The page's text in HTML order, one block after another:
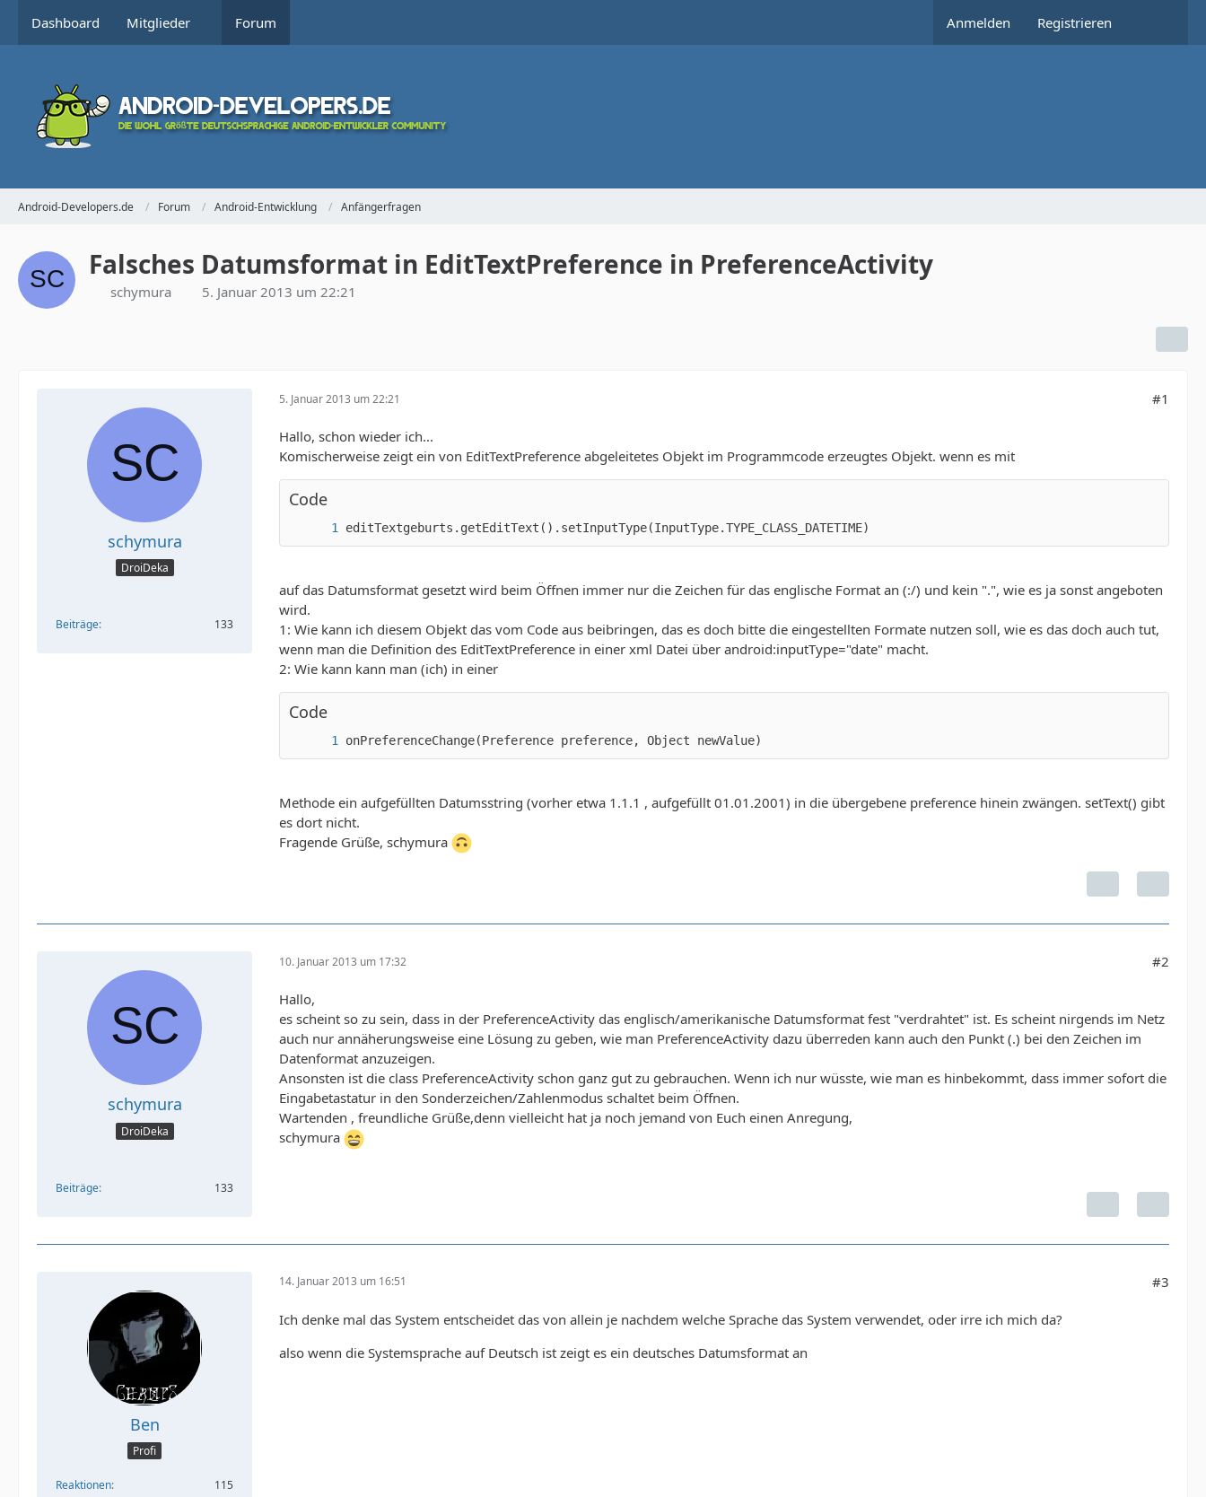
Dashboard Mitglieder Forum Anmelden Registrieren
Android-Developers.de Forum Android-Entwicklung Anfängerfragen
Falsches Datumsformat in EditTextPreference in PreferenceActivity
schymura 5. Januar 2013 um 22:21
schymura
DroiDeka
Beiträge 133
5. Januar 2013 um 22:21 #1
Hallo, schon wieder ich...
Komischerweise zeigt ein von EditTextPreference abgeleitetes Objekt im Programmcode erzeugtes Objekt. wenn es mit
Code
editTextgeburts.getEditText().setInputType(InputType.TYPE_CLASS_DATETIME)
auf das Datumsformat gesetzt wird beim Öffnen immer nur die Zeichen für das englische Format an (:/) und kein ".", wie es ja sonst angeboten
wird.
1: Wie kann ich diesem Objekt das vom Code aus beibringen, das es doch bitte die eingestellten Formate nutzen soll, wie es das doch auch tut,
wenn man die Definition des EditTextPreference in einer xml Datei über android:inputType="date" macht.
2: Wie kann kann man (ich) in einer
Code
onPreferenceChange(Preference preference, Object newValue)
Methode ein aufgefüllten Datumsstring (vorher etwa 1.1.1 , aufgefüllt 01.01.2001) in die übergebene preference hinein zwängen. setText() gibt
es dort nicht.
Fragende Grüße, schymura
schymura
DroiDeka
Beiträge 133
10. Januar 2013 um 17:32 #2
Hallo,
es scheint so zu sein, dass in der PreferenceActivity das englisch/amerikanische Datumsformat fest "verdrahtet" ist. Es scheint nirgends im Netz
auch nur annäherungsweise eine Lösung zu geben, wie man PreferenceActivity dazu überreden kann auch den Punkt (.) bei den Zeichen im
Datenformat anzuzeigen.
Ansonsten ist die class PreferenceActivity schon ganz gut zu gebrauchen. Wenn ich nur wüsste, wie man es hinbekommt, dass immer sofort die
Eingabetastatur in den Sonderzeichen/Zahlenmodus schaltet beim Öffnen.
Wartenden , freundliche Grüße,denn vielleicht hat ja noch jemand von Euch einen Anregung,
schymura
Ben
Profi
Reaktionen
115
14. Januar 2013 um 16:51 #3
Ich denke mal das System entscheidet das von allein je nachdem welche Sprache das System verwendet, oder irre ich mich da?
also wenn die Systemsprache auf Deutsch ist zeigt es ein deutsches Datumsformat an